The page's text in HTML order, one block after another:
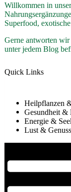
Willkommen in
Superfood,
Gerne antworten wir
unter jedem Blog
Quick Links
Heilpflanzen
Gesundheit &
Energie &
Lust & Genuss